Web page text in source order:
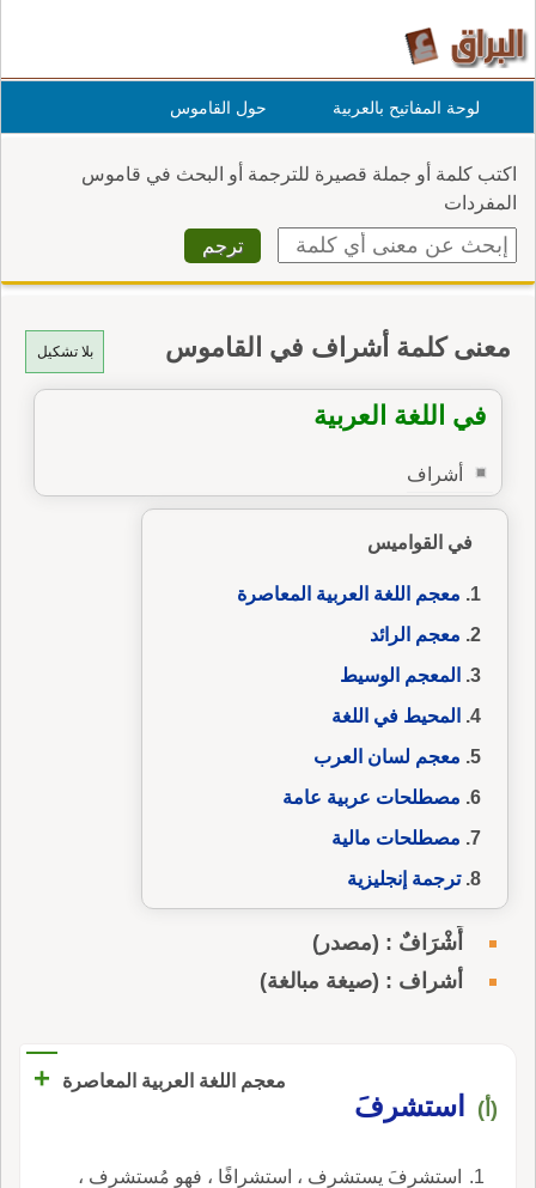
لوحة المفاتيح بالعربية حول القاموس
اكتب كلمة أو جملة قصيرة للترجمة أو البحث في قاموس
المفردات
بلا تشكيل معنى كلمة أشراف في القاموس
في اللغة العربية
أشراف
في القواميس
معجم اللغة العربية المعاصرة
معجم الرائد
المعجم الوسيط
المحيط في اللغة
معجم لسان العرب
مصطلحات عربية عامة
مصطلحات مالية
ترجمة إنجليزية
أَشْرَافٌ : (مصدر)
أشراف : (صيغة مبالغة)
معجم اللغة العربية المعاصرة +
(أ) استشرفَ
استشرفَ يستشرِف ، استشرافًا ، فهو مُستشرِف ،